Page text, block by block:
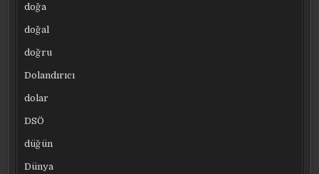
doğa
doğal
doğru
Dolandırıcı
dolar
DSÖ
düğün
Dünya